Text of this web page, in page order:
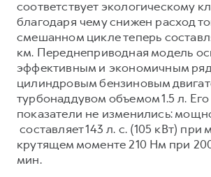
соответствует экологическому
благодаря чему снижен расход
смешанном цикле теперь
км. Переднеприводная модель
эффективным и экономичным
цилиндровым бензиновым
турбонаддувом объемом 1.5 л.
показатели не изменились:
составляет 143 л. с. (105 кВт)
крутящем моменте 210 Нм при
мин.